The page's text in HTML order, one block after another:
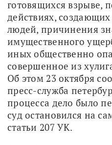
готовящихся взрыве,
действиях,
людей, причинения
имущественного
иных общественно
совершенное из
Об этом 23 октября
пресс-служба
процесса дело было
суд остановился на
статьи 207 УК.